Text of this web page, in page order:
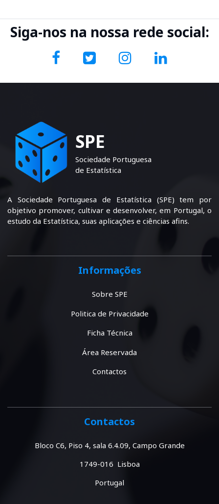
Siga-nos na nossa rede social:
SPE
Sociedade Portuguesa
de Estatística
A Sociedade Portuguesa de Estatística (SPE) tem por
objetivo promover, cultivar e desenvolver, em Portugal, o
estudo da Estatística, suas aplicações e ciências afins.
Informações
Sobre SPE
Politica de Privacidade
Ficha Técnica
Área Reservada
Contactos
Contactos
Bloco C6, Piso 4, sala 6.4.09, Campo Grande
1749-016 Lisboa
Portugal